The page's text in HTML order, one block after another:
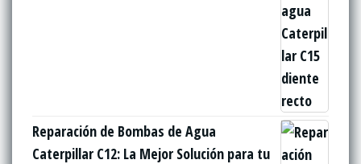
Reparación de Bombas de Agua
Caterpillar C12: La Mejor Solución para tu